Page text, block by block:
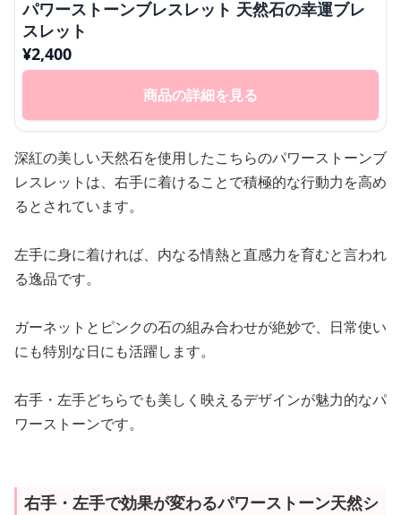
パワーストーンブレスレット 天然石の幸運ブレ
スレット
¥2,400
商品の詳細を見る
深紅の美しい天然石を使用したこちらのパワーストーンブ
レスレットは、右手に着けることで積極的な行動力を高め
るとされています。
左手に身に着ければ、内なる情熱と直感力を育むと言われ
る逸品です。
ガーネットとピンクの石の組み合わせが絶妙で、日常使い
にも特別な日にも活躍します。
右手・左手どちらでも美しく映えるデザインが魅力的なパ
ワーストーンです。
右手・左手で効果が変わるパワーストーン天然シ